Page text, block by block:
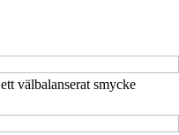
välbalanserat smycke